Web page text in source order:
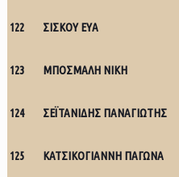
122 ΣΙΣΚΟΥ ΕΥΑ
123 ΜΠΟΣΜΑΛΗ ΝΙΚΗ
124 ΣΕΪΤΑΝΙΔΗΣ ΠΑΝΑΓΙΩΤΗΣ
125 ΚΑΤΣΙΚΟΓΙΑΝΝΗ ΠΑΓΩΝΑ